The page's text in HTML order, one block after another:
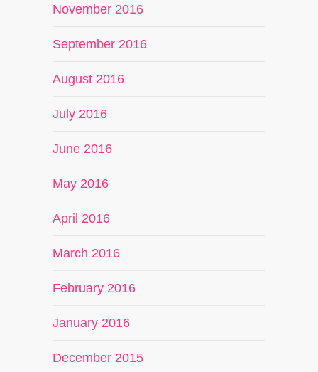
November 2016
September 2016
August 2016
July 2016
June 2016
May 2016
April 2016
March 2016
February 2016
January 2016
December 2015